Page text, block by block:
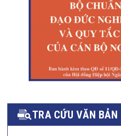
TRA CỨU VĂN BẢN